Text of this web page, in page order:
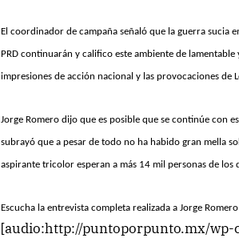
El coordinador de campaña señaló que la guerra sucia
PRD continuarán y califico este ambiente de
impresiones de acción nacional y las provocaciones de
Jorge Romero dijo que es posible que se continúe con
subrayó que a pesar de todo no ha habido gran mella
aspirante tricolor esperan a más 14 mil personas de los
Escucha la entrevista completa realizada a Jorge
[audio:http://puntoporpunto.mx/wp-